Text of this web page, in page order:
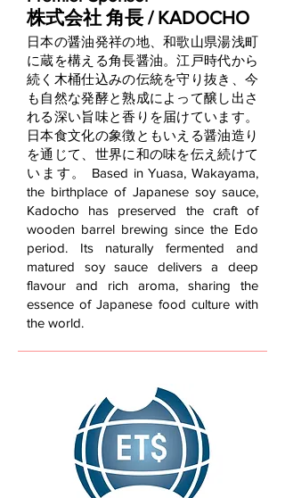
株式会社 角長 / KADOCHO
日本の醤油発祥の地、和歌山県湯浅町
に蔵を構える角長醤油。江戸時代から
続く木桶仕込みの伝統を守り抜き、今
も自然な発酵と熟成によって醸し出さ
れる深い旨味と香りを届けています。
日本食文化の象徴ともいえる醤油造り
を通じて、世界に和の味を伝え続けて
います。 Based in Yuasa, Wakayama,
the birthplace of Japanese soy sauce,
Kadocho has preserved the craft of
wooden barrel brewing since the Edo
period. Its naturally fermented and
matured soy sauce delivers a deep
flavour and rich aroma, sharing the
essence of Japanese food culture with
the world.